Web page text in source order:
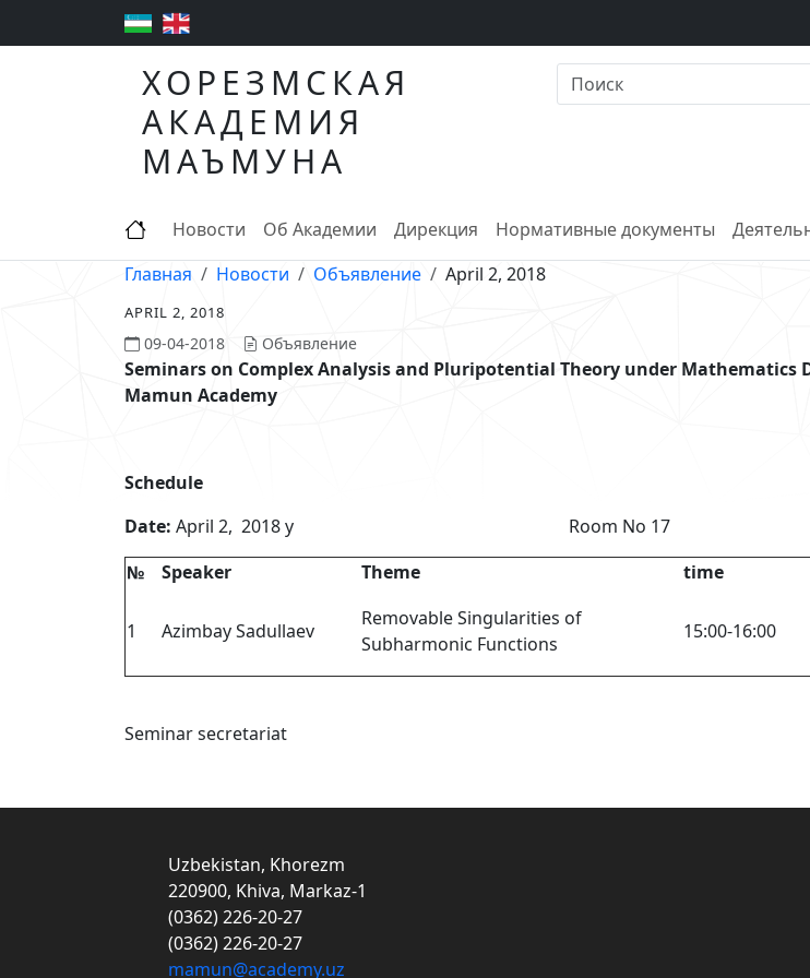
ХОРЕЗМСКАЯ
АКАДЕМИЯ
МАЪМУНА
Новости Об Академии Дирекция Нормативные документы
Главная
Новости Объявление April 2, 2018
APRIL 2, 2018
09-04-2018 Объявление
Seminars on Complex Analysis and Pluripotential Theory under Mathematics
Mamun Academy
Schedule
Date: April 2, 2018 y Room No 17
№
Speaker Theme time
1 Azimbay Sadullaev
Removable Singularities of
Subharmonic Functions
15:00-16:00
Seminar secretariat
Uzbekistan, Khorezm
220900, Khiva, Markaz-1
(0362) 226-20-27
(0362) 226-20-27
mamun@academy.uz